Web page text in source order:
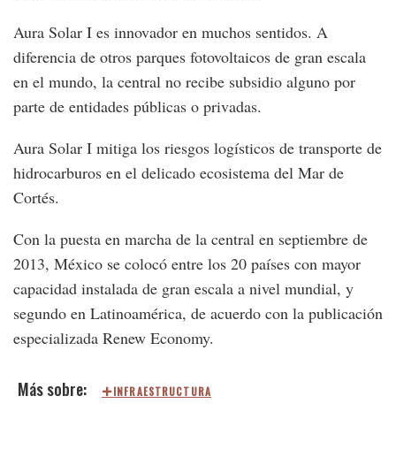
Aura Solar I es innovador en muchos sentidos. A
diferencia de otros parques fotovoltaicos de gran escala
en el mundo, la central no recibe subsidio alguno por
parte de entidades públicas o privadas.
Aura Solar I mitiga los riesgos logísticos de transporte de
hidrocarburos en el delicado ecosistema del Mar de
Cortés.
Con la puesta en marcha de la central en septiembre de
2013, México se colocó entre los 20 países con mayor
capacidad instalada de gran escala a nivel mundial, y
segundo en Latinoamérica, de acuerdo con la publicación
especializada Renew Economy.
INFRAESTRUCTURA